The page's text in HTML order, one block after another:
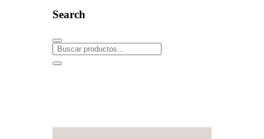
Search